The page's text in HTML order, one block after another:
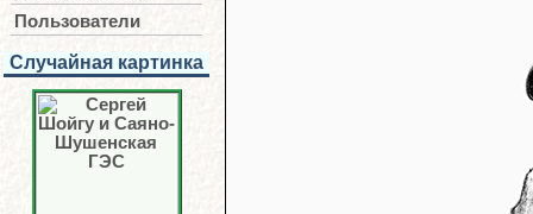
Пользователи
Случайная картинка